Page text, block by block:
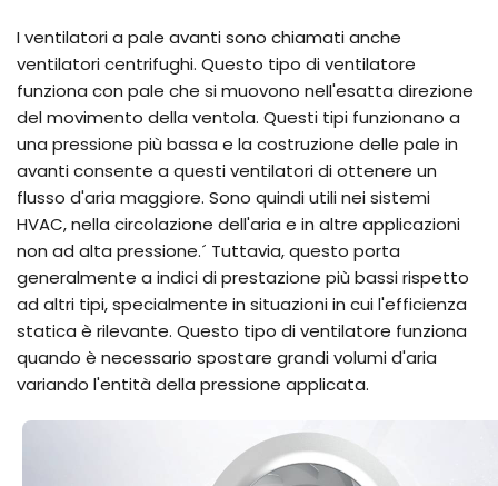
I ventilatori a pale avanti sono chiamati anche
ventilatori centrifughi. Questo tipo di ventilatore
funziona con pale che si muovono nell'esatta direzione
del movimento della ventola. Questi tipi funzionano a
una pressione più bassa e la costruzione delle pale in
avanti consente a questi ventilatori di ottenere un
flusso d'aria maggiore. Sono quindi utili nei sistemi
HVAC, nella circolazione dell'aria e in altre applicazioni
non ad alta pressione.´ Tuttavia, questo porta
generalmente a indici di prestazione più bassi rispetto
ad altri tipi, specialmente in situazioni in cui l'efficienza
statica è rilevante. Questo tipo di ventilatore funziona
quando è necessario spostare grandi volumi d'aria
variando l'entità della pressione applicata.